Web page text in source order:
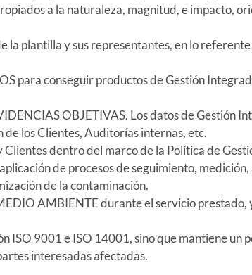
a la naturaleza, magnitud, e impacto,
plantilla y sus representantes, en lo referente
para conseguir productos de Gestión
OBJETIVAS. Los datos de Gestión
de los Clientes, Auditorías internas, etc.
dentro del marco de la Política de
de procesos de seguimiento, medición,
de la contaminación.
AMBIENTE durante el servicio prestado,
ISO 9001 e ISO 14001, sino que mantiene un
interesadas afectadas.